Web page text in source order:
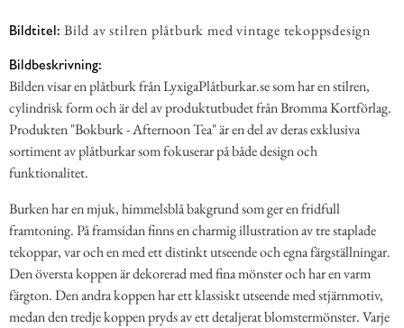
Bildtitel: Bild av stilren plåtburk med vintage tekoppsdesign
Bildbeskrivning:
Bilden visar en plåtburk från LyxigaPlåtburkar.se som har en stilren,
cylindrisk form och är del av produktutbudet från Bromma Kortförlag.
Produkten "Bokburk - Afternoon Tea" är en del av deras exklusiva
sortiment av plåtburkar som fokuserar på både design och
funktionalitet.
Burken har en mjuk, himmelsblå bakgrund som ger en fridfull
framtoning. På framsidan finns en charmig illustration av tre staplade
tekoppar, var och en med ett distinkt utseende och egna färgställningar.
Den översta koppen är dekorerad med fina mönster och har en varm
färgton. Den andra koppen har ett klassiskt utseende med stjärnmotiv,
medan den tredje koppen pryds av ett detaljerat blomstermönster. Varje